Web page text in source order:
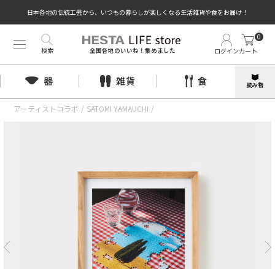
日本各地の伝統工芸から、いつもの暮らしが楽しくなる生活雑貨や食をお届け！
全国各地のいいね！集めました ログインカート
0
検索
器 雑貨 食 読み物
アーティストコラボ / SATOMI YAMAUCHI /